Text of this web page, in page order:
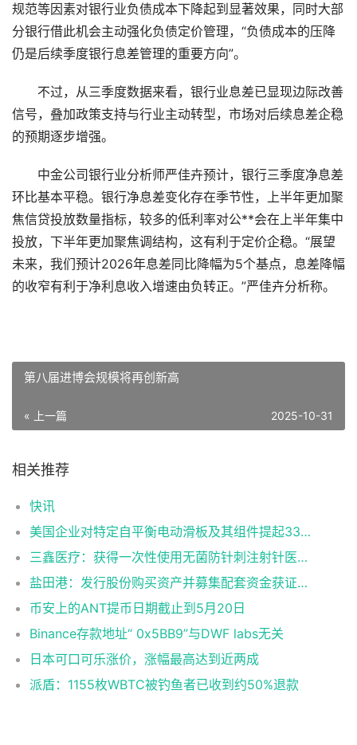
规范等因素对银行业负债成本下降起到显著效果，同时大部
分银行借此机会主动强化负债定价管理，“负债成本的压降
仍是后续季度银行息差管理的重要方向”。
不过，从三季度数据来看，银行业息差已显现边际改善
信号，叠加政策支持与行业主动转型，市场对后续息差企稳
的预期逐步增强。
中金公司银行业分析师严佳卉预计，银行三季度净息差
环比基本平稳。银行净息差变化存在季节性，上半年更加聚
焦信贷投放数量指标，较多的低利率对公**会在上半年集中
投放，下半年更加聚焦调结构，这有利于定价企稳。“展望
未来，我们预计2026年息差同比降幅为5个基点，息差降幅
的收窄有利于净利息收入增速由负转正。”严佳卉分析称。
第八届进博会规模将再创新高
« 上一篇 2025-10-31
相关推荐
快讯
美国企业对特定自平衡电动滑板及其组件提起337调查申请
三鑫医疗：获得一次性使用无菌防针刺注射针医疗器械注册证
盐田港：发行股份购买资产并募集配套资金获证监会同意注册批复
币安上的ANT提币日期截止到5月20日
Binance存款地址“ 0x5BB9”与DWF labs无关
日本可口可乐涨价，涨幅最高达到近两成
派盾：1155枚WBTC被钓鱼者已收到约50%退款